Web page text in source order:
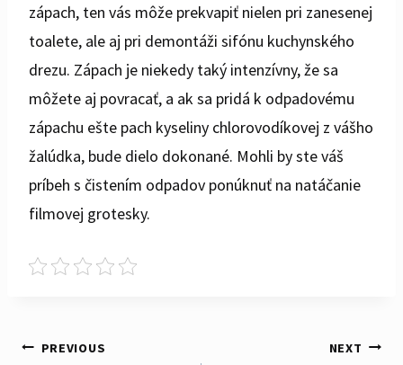
zápach, ten vás môže prekvapiť nielen pri zanesenej
toalete, ale aj pri demontáži sifónu kuchynského
drezu. Zápach je niekedy taký intenzívny, že sa
môžete aj povracať, a ak sa pridá k odpadovému
zápachu ešte pach kyseliny chlorovodíkovej z vášho
žalúdka, bude dielo dokonané. Mohli by ste váš
príbeh s čistením odpadov ponúknuť na natáčanie
filmovej grotesky.
PREVIOUS NEXT